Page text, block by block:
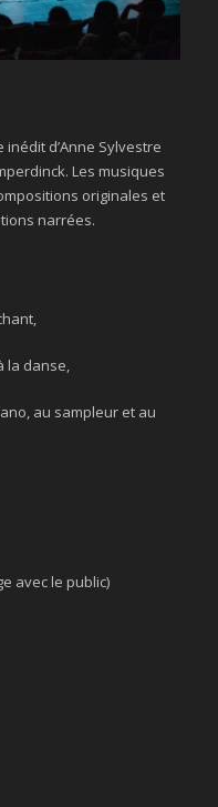
inédit d’Anne Sylvestre
Les musiques
originales et
narrées.
la danse,
au sampleur et au
avec le public)